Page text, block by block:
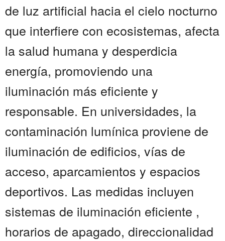
de luz artificial hacia el cielo nocturno
que interfiere con ecosistemas, afecta
la salud humana y desperdicia
energía, promoviendo una
iluminación más eficiente y
responsable. En universidades, la
contaminación lumínica proviene de
iluminación de edificios, vías de
acceso, aparcamientos y espacios
deportivos. Las medidas incluyen
sistemas de iluminación eficiente ,
horarios de apagado, direccionalidad